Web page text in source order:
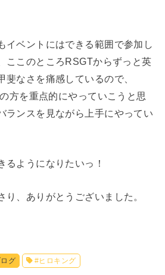
イベントにはできる範囲で参加し
ここのところRSGTからずっと英
斐なさを痛感しているので、
方を重点的にやっていこうと思
ランスを見ながら上手にやってい
るようになりたいっ！
り、ありがとうございました。
グ #ヒロキング